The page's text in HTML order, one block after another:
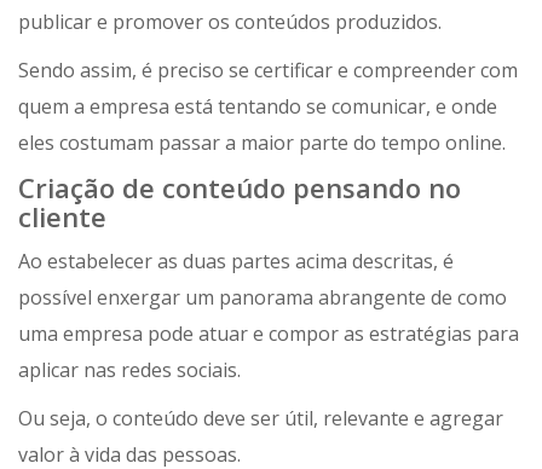
publicar e promover os conteúdos produzidos.
Sendo assim, é preciso se certificar e compreender com
quem a empresa está tentando se comunicar, e onde
eles costumam passar a maior parte do tempo online.
Criação de conteúdo pensando no
cliente
Ao estabelecer as duas partes acima descritas, é
possível enxergar um panorama abrangente de como
uma empresa pode atuar e compor as estratégias para
aplicar nas redes sociais.
Ou seja, o conteúdo deve ser útil, relevante e agregar
valor à vida das pessoas.